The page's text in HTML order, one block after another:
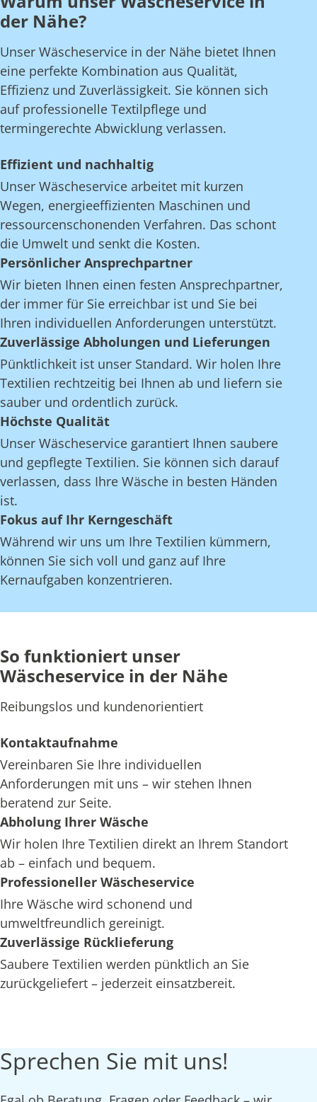
der Nähe?
Unser Wäscheservice in der Nähe bietet Ihnen
eine perfekte Kombination aus Qualität,
Effizienz und Zuverlässigkeit. Sie können sich
auf professionelle Textilpflege und
termingerechte Abwicklung verlassen.
Effizient und nachhaltig
Unser Wäscheservice arbeitet mit kurzen
Wegen, energieeffizienten Maschinen und
ressourcenschonenden Verfahren. Das schont
die Umwelt und senkt die Kosten.
Persönlicher Ansprechpartner
Wir bieten Ihnen einen festen Ansprechpartner,
der immer für Sie erreichbar ist und Sie bei
Ihren individuellen Anforderungen unterstützt.
Zuverlässige Abholungen und Lieferungen
Pünktlichkeit ist unser Standard. Wir holen Ihre
Textilien rechtzeitig bei Ihnen ab und liefern sie
sauber und ordentlich zurück.
Höchste Qualität
Unser Wäscheservice garantiert Ihnen saubere
und gepflegte Textilien. Sie können sich darauf
verlassen, dass Ihre Wäsche in besten Händen
ist.
Fokus auf Ihr Kerngeschäft
Während wir uns um Ihre Textilien kümmern,
können Sie sich voll und ganz auf Ihre
Kernaufgaben konzentrieren.
So funktioniert unser
Wäscheservice in der Nähe
Reibungslos und kundenorientiert
Kontaktaufnahme
Vereinbaren Sie Ihre individuellen
Anforderungen mit uns – wir stehen Ihnen
beratend zur Seite.
Abholung Ihrer Wäsche
Wir holen Ihre Textilien direkt an Ihrem Standort
ab – einfach und bequem.
Professioneller Wäscheservice
Ihre Wäsche wird schonend und
umweltfreundlich gereinigt.
Zuverlässige Rücklieferung
Saubere Textilien werden pünktlich an Sie
zurückgeliefert – jederzeit einsatzbereit.
Sprechen Sie mit uns!